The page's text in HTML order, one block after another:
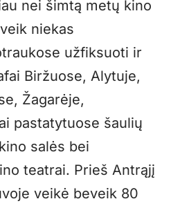
nei šimtą metų kino
niekas
užfiksuoti ir
Biržuose, Alytuje,
Žagarėje,
pastatytuose šaulių
salės bei
teatrai. Prieš Antrąjį
veikė beveik 80